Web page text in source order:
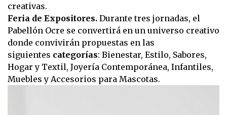
creativas.
Feria de Expositores. Durante tres jornadas, el
Pabellón Ocre se convertirá en un universo creativo
donde convivirán propuestas en las
siguientes categorías: Bienestar, Estilo, Sabores,
Hogar y Textil, Joyería Contemporánea, Infantiles,
Muebles y Accesorios para Mascotas.